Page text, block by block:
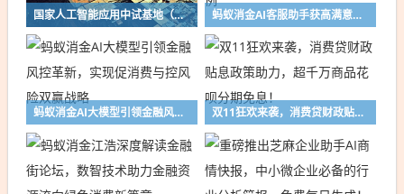
国家人工智能应用中试基地（医疗）浙江年度重大成果发布 蚂蚁消金AI客服助手获高满意度，入选金信通创新应用案例
蚂蚁消金AI大模型引领金融风控革新，实现促消费与控风险双赢战略 双11狂欢来袭，消费贷财政贴息政策助力，超千万商品花呗分期免息！